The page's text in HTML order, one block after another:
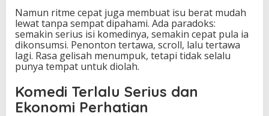
Namun ritme cepat juga membuat isu berat mudah
lewat tanpa sempat dipahami. Ada paradoks:
semakin serius isi komedinya, semakin cepat pula ia
dikonsumsi. Penonton tertawa, scroll, lalu tertawa
lagi. Rasa gelisah menumpuk, tetapi tidak selalu
punya tempat untuk diolah.
Komedi Terlalu Serius dan
Ekonomi Perhatian